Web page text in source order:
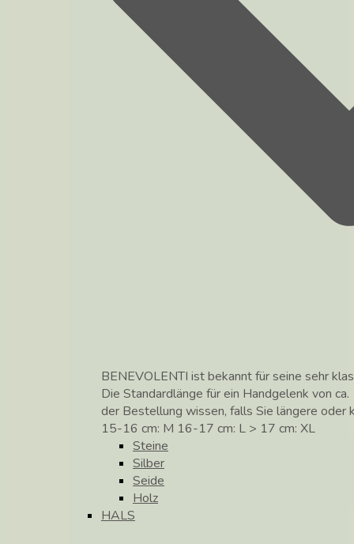
BENEVOLENTI ist bekannt für seine sehr
Die Standardlänge für ein Handgelenk von
der Bestellung wissen, falls Sie längere oder
15-16 cm: M 16-17 cm: L > 17 cm: XL
Steine
Silber
Seide
Holz
HALS